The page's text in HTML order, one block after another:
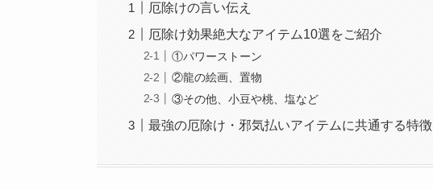
厄除けの言い伝え
厄除け効果絶大なアイテム10選をご紹介
①パワーストーン
②龍の絵画、置物
③その他、小豆や桃、塩など
最強の厄除け・邪気払いアイテムに共通する特徴